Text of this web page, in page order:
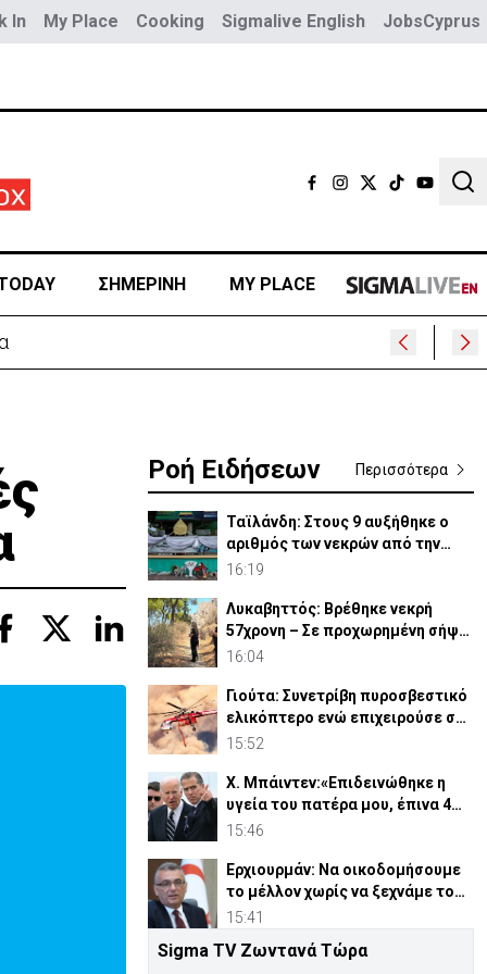
In My Place Cooking Sigmalive English JobsCyprus
ΣΗΜΕΡΙΝΗ MY PLACE
Ροή Ειδήσεων Περισσότερα
Ταϊλάνδη: Στους 9 αυξήθηκε ο
αριθμός των νεκρών από την
επίθεση σε σχολείο
16:19
Λυκαβηττός: Βρέθηκε νεκρή
57χρονη – Σε προχωρημένη σήψη
η σορός
16:04
Γιούτα: Συνετρίβη πυροσβεστικό
ελικόπτερο ενώ επιχειρούσε σε
δασική πυρκαγιά
15:52
Χ. Μπάιντεν:«Επιδεινώθηκε η
υγεία του πατέρα μου, έπινα 4
λίτρα βότκα τη μέρα»
15:46
Ερχιουρμάν: Να οικοδομήσουμε
το μέλλον χωρίς να ξεχνάμε το
παρελθόν
15:41
Θαλάσσια επιβατική σύνδεση με
Sigma TV Ζωντανά Τώρα